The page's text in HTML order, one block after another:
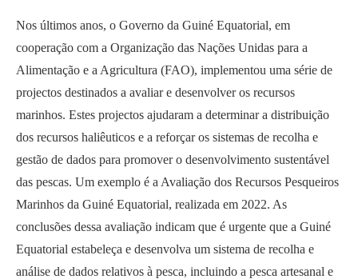
Nos últimos anos, o Governo da Guiné Equatorial, em
cooperação com a Organização das Nações Unidas para a
Alimentação e a Agricultura (FAO), implementou uma série de
projectos destinados a avaliar e desenvolver os recursos
marinhos. Estes projectos ajudaram a determinar a distribuição
dos recursos haliêuticos e a reforçar os sistemas de recolha e
gestão de dados para promover o desenvolvimento sustentável
das pescas. Um exemplo é a Avaliação dos Recursos Pesqueiros
Marinhos da Guiné Equatorial, realizada em 2022. As
conclusões dessa avaliação indicam que é urgente que a Guiné
Equatorial estabeleça e desenvolva um sistema de recolha e
análise de dados relativos à pesca, incluindo a pesca artesanal e